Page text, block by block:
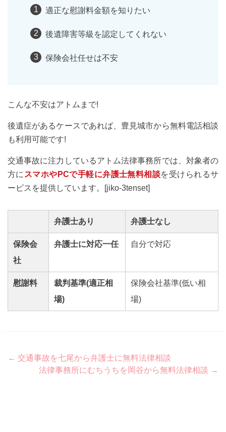
適正な慰謝料金額を知りたい
後遺障害等級を認定してくれない
保険会社任せは不安
こんな不安はアトムまで!
後遺症があるケースであれば、豊見城市から無料電話相談
も利用可能です!
交通事故に注力しているアトム法律事務所では、対象者の
方に スマホやPCで手軽に弁護士無料相談を受けられるサ
ービスを提供しています。[jiko-3tenset]
弁護士あり 弁護士なし
保険会
社
弁護士に対応一任 自分で対応
慰謝料
裁判基準(適正相
場)
保険会社基準(低い相
場)
Post
navigation
← 交通事故を七尾から弁護士に無料法律相談
法律事務所にむちうちを岡谷から無料法律相談 →